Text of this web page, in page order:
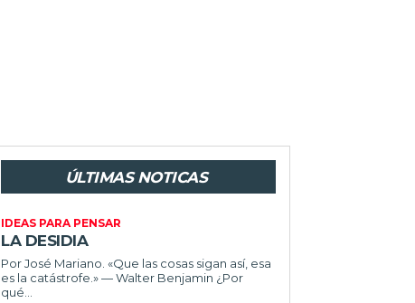
ÚLTIMAS NOTICAS
IDEAS PARA PENSAR
LA DESIDIA
Por José Mariano. «Que las cosas sigan así, esa
es la catástrofe.» — Walter Benjamin ¿Por
qué...